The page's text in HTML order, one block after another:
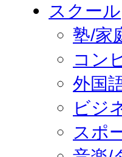
スクール
塾/家
コン
外国
ビジ
スポ